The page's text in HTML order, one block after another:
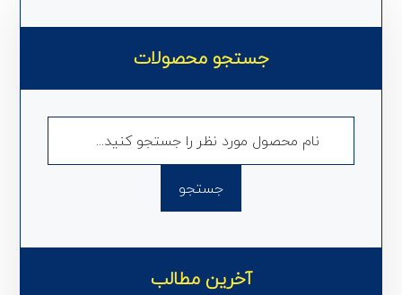
جستجو محصولات
آخرین مطالب